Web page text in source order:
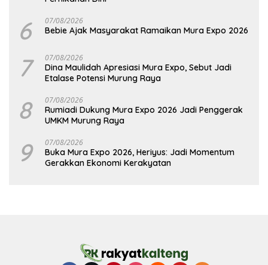
6 07/08/2026
Bebie Ajak Masyarakat Ramaikan Mura Expo 2026
7 07/08/2026
Dina Maulidah Apresiasi Mura Expo, Sebut Jadi
Etalase Potensi Murung Raya
8 07/08/2026
Rumiadi Dukung Mura Expo 2026 Jadi Penggerak
UMKM Murung Raya
9 07/08/2026
Buka Mura Expo 2026, Heriyus: Jadi Momentum
Gerakkan Ekonomi Kerakyatan